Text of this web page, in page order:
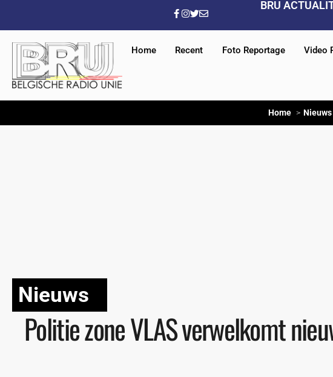
BRU
Home Recent Foto Reportage Video
Home Nieuws
Nieuws
Politie zone VLAS verwelkomt